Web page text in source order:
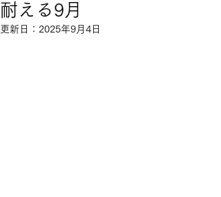
耐える9月
更新日： 2025年9月4日